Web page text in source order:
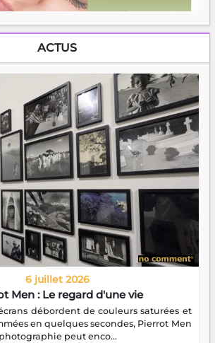
ACTUS
6 juillet 2026
Men : Le regard d'une vie
débordent de couleurs saturées et
en quelques secondes, Pierrot Men
peut enco...